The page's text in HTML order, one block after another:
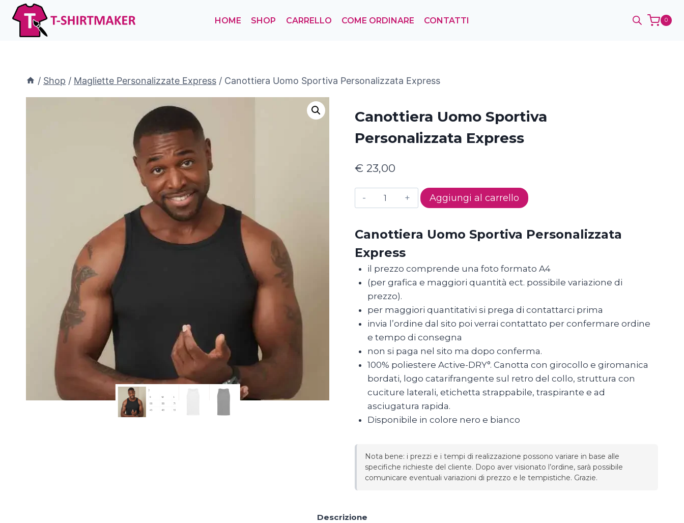
Salta
contenuto
HOME SHOP CARRELLO COME ORDINARE CONTATTI 0
/ Shop / Magliette Personalizzate Express / Canottiera Uomo Sportiva Personalizzata Express
Canottiera Uomo Sportiva
Personalizzata Express
€ 23,00
Canottiera
Uomo
Personalizzata
Express
Aggiungi al carrello
Canottiera Uomo Sportiva Personalizzata
Express
il prezzo comprende una foto formato A4
(per grafica e maggiori quantità ect. possibile variazione di
prezzo).
per maggiori quantitativi si prega di contattarci prima
invia l’ordine dal sito poi verrai contattato per confermare ordine
e tempo di consegna
non si paga nel sito ma dopo conferma.
100% poliestere Active-DRY°. Canotta con girocollo e giromanica
bordati, logo catarifrangente sul retro del collo, struttura con
cuciture laterali, etichetta strappabile, traspirante e ad
asciugatura rapida.
Disponibile in colore nero e bianco
Nota bene: i prezzi e i tempi di realizzazione possono variare in base alle
specifiche richieste del cliente. Dopo aver visionato l’ordine, sarà possibile
comunicare eventuali variazioni di prezzo e le tempistiche. Grazie.
Descrizione